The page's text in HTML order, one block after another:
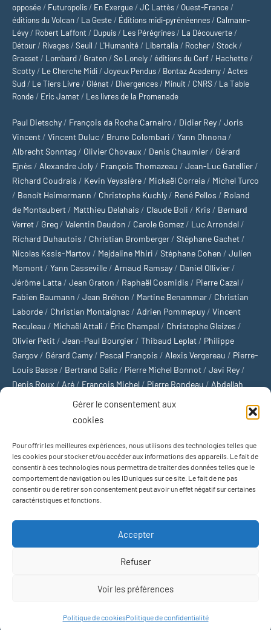
Gérer le consentement aux
cookies
Pour offrir les meilleures expériences, nous utilisons des technologies telles que
les cookies pour stocker et/ou accéder aux informations des appareils. Le fait de
consentir à ces technologies nous permettra de traiter des données telles que le
comportement de navigation ou les ID uniques sur ce site. Le fait de ne pas
consentir ou de retirer son consentement peut avoir un effet négatif sur certaines
caractéristiques et fonctions.
Accepter
Refuser
Voir les préférences
Politique de cookiesPolitique de confidentialité
opposée / Futuropolis / En Exergue /JC Lattès / Ouest-France /
éditions du Volcan / La Geste / Éditions midi-pyrénéennes / Calmann-
Lévy / Robert Laffont / Dupuis / Les Pérégrines / La Découverte /
Détour / Rivages /Seuil / L'Humanité / Libertalia / Rocher /Stock /
Grasset / Lombard / Graton /So Lonely /éditions du Cerf / Hachette /
Scotty / Le Cherche Midi /Joyeux Pendus / Bontaz Academy / Actes
Sud / Le Tiers Livre / Glénat / Divergences / Minuit / CNRS / La Table
Ronde / Eric Jamet / Les livres de la Promenade
Paul Dietschy / François da Rocha Carneiro / Didier Rey / Joris
Vincent / Vincent Duluc / Bruno Colombari / Yann Ohnona /
Albrecht Sonntag / Olivier Chovaux / Denis Chaumier / Gérard
Ejnès / Alexandre Joly / François Thomazeau / Jean-Luc Gatellier /
Richard Coudrais / Kevin Veyssière / Mickaël Correia / Michel Turco
/ Benoît Heimermann / Christophe Kuchly / René Pellos / Roland
de Montaubert / Matthieu Delahais / Claude Boli / Kris / Bernard
Verret / Greg / Valentin Deudon / Carole Gomez / Luc Arrondel /
Richard Duhautois / Christian Bromberger / Stéphane Gachet /
Nicolas Kssis-Martov / Mejdaline Mhiri / Stéphane Cohen / Julien
Momont / Yann Casseville / Arnaud Ramsay / Daniel Ollivier /
Jérôme Latta / Jean Graton / Raphaël Cosmidis / Pierre Cazal /
Fabien Baumann / Jean Bréhon / Martine Benammar / Christian
Laborde / Christian Montaignac / Adrien Pommepuy / Vincent
Reculeau / Michaël Attali / Éric Champel / Christophe Gleizes /
Olivier Petit / Jean-Paul Bourgier / Thibaud Leplat / Philippe
Gargov / Gérard Camy / Pascal François / Alexis Vergereau / Pierre-
Louis Basse / Bertrand Galic / Pierre Michel Bonnot / Javi Rey /
Denis Roux / Aré / François Michel / Pierre Rondeau / Abdellah
Michaël Delépine
Football/ Cyclisme/Tous les sports/Jeux olympiques/Rugby/
Basket-ball/Sports US/Boxe/Tennis/Bateaux/Formule 1/
Moto/Natation/Sports d'hiver/Marathon/Trail/Automobile
Baseball/Golf/Athlétisme
Football gaélique
Sports de combat
Thème WordPress : Occasio par ThemeZee.